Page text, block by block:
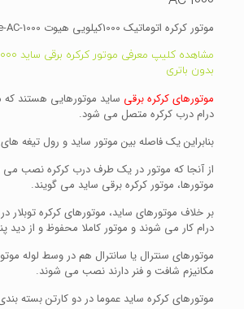
موتور کرکره اتوماتیک 1000کیلویی هیوت Hutte-AC-1000
بدون باتری
موتورهای کرکره برقی ساید موتورهایی هستند که
درام درب کرکره متصل می شود.
بنابراین یک فاصله بین موتور ساید و رول تیغه
از آنجا که موتور در یک طرف درب کرکره نصب می
موتورها، موتور کرکره برقی ساید می گویند.
بر خلاف موتورهای ساید، موتورهای کرکره توبلار
درام کار می شوند و موتور کاملا محفوظ و از دید
موتورهای سنترال یا سانترال هم در وسط لوله
مکانیزم شافت و فنر دارند نصب می شوند.
موتورهای کرکره ساید عموما در دو کارتن بسته